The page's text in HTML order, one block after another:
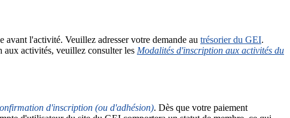
avant l'activité. Veuillez adresser votre demande au trésorier du GEI.
aux activités, veuillez consulter les Modalités d'inscription aux activités du
d'inscription (ou d'adhésion). Dès que votre paiement